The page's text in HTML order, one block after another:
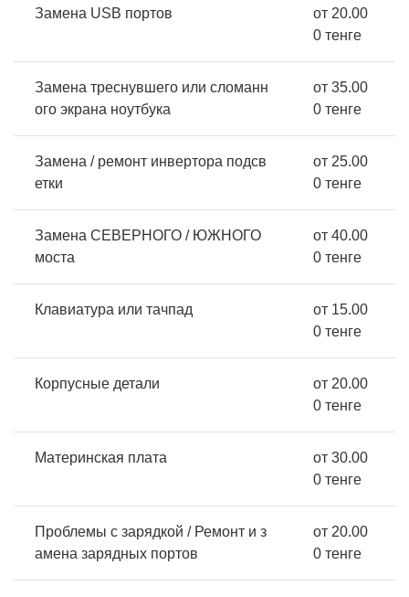
Замена USB портов
от 20.00
0 тенге
Замена треснувшего или сломанн
ого экрана ноутбука
от 35.00
0 тенге
Замена / ремонт инвертора подсв
етки
от 25.00
0 тенге
Замена СЕВЕРНОГО / ЮЖНОГО
моста
от 40.00
0 тенге
Клавиатура или тачпад
от 15.00
0 тенге
Корпусные детали
от 20.00
0 тенге
Материнская плата
от 30.00
0 тенге
Проблемы с зарядкой / Ремонт и з
амена зарядных портов
от 20.00
0 тенге